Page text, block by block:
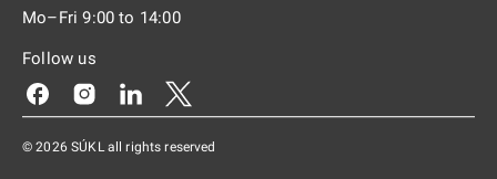
Mo–Fri 9:00 to 14:00
Follow us
Odkaz se otevře na nové kartě
Odkaz se otevře na nové kartě
Odkaz se otevře na nové kartě
© 2026 SÚKL all rights reserved